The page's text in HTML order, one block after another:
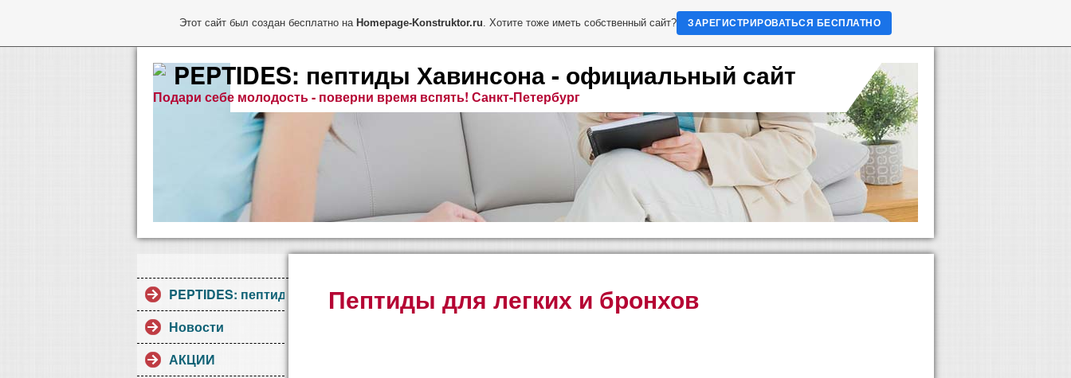
PEPTIDES: пептиды Хавинсона - официальный сайт
Подари себе молодость - поверни время вспять! Санкт-Петербург
PEPTIDES: пептиды Хавинсона
Новости
АКЦИИ
Пептиды для легких и бронхов
Этот сайт был создан бесплатно на Homepage-Konstruktor.ru. Хотите тоже иметь собственный сайт? ЗАРЕГИСТРИРОВАТЬСЯ БЕСПЛАТНО